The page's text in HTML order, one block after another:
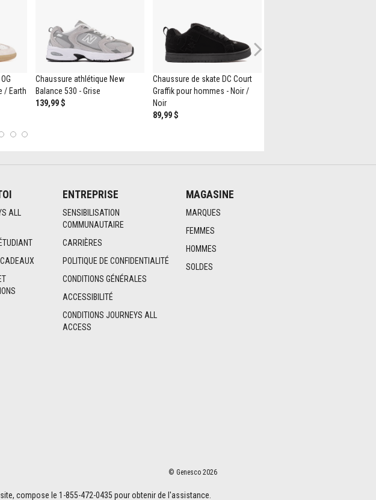
/ Earth
Chaussure athlétique New
Balance 530 - Grise
139,99 $
Chaussure de skate DC Court
Graffik pour hommes - Noir /
Noir
89,99 $
ALL
ENTREPRISE
SENSIBILISATION
COMMUNAUTAIRE
CARRIÈRES
POLITIQUE DE CONFIDENTIALITÉ
CONDITIONS GÉNÉRALES
ACCESSIBILITÉ
CONDITIONS JOURNEYS ALL
ACCESS
MAGASINE
MARQUES
FEMMES
HOMMES
SOLDES
© Genesco 2026
compose le 1-855-472-0435 pour obtenir de l'assistance.